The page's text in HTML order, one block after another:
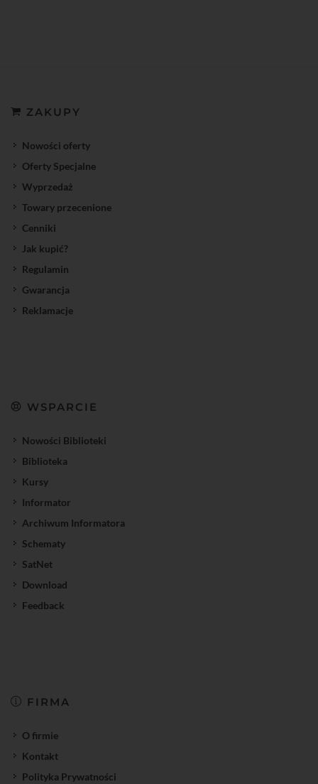
ZAKUPY
Nowości oferty
Oferty Specjalne
Wyprzedaż
Towary przecenione
Cenniki
Jak kupić?
Regulamin
Gwarancja
Reklamacje
WSPARCIE
Nowości Biblioteki
Biblioteka
Kursy
Informator
Archiwum Informatora
Schematy
SatNet
Download
Feedback
FIRMA
O firmie
Kontakt
Polityka Prywatności